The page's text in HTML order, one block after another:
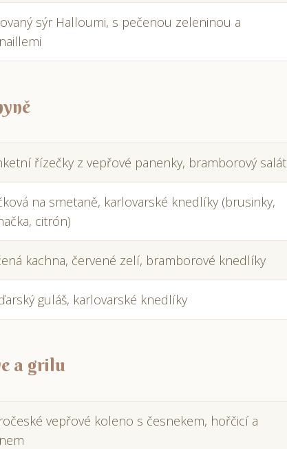
sýr Halloumi, s pečenou zeleninou a
řízečky z vepřové panenky, bramborový salát
na smetaně, karlovarské knedlíky (brusinky,
citrón)
kachna, červené zelí, bramborové knedlíky
guláš, karlovarské knedlíky
a grilu
vepřové koleno s česnekem, hořčicí a